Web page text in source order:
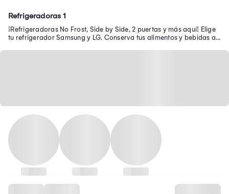
Refrigeradoras 1
¡Refrigeradoras No Frost, Side by Side, 2 puertas y más aquí! Elige
tu refrigerador Samsung y LG. Conserva tus alimentos y bebidas a